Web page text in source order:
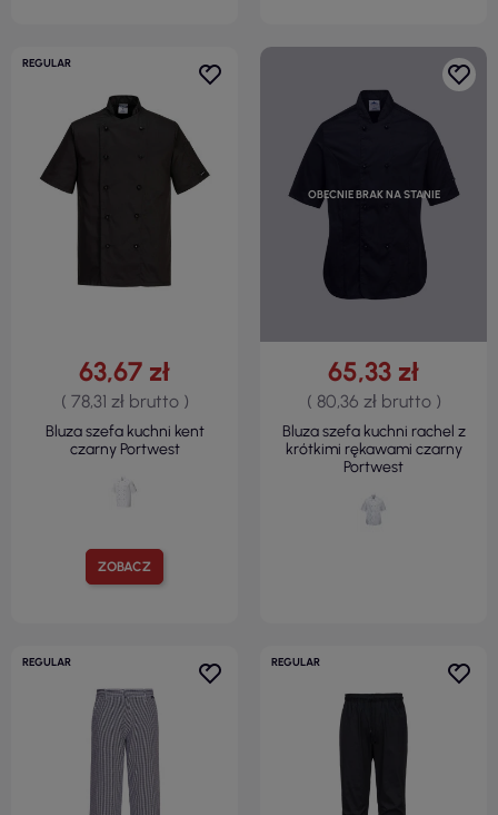
REGULAR
ZOBACZ
63,67 zł
( 78,31 zł brutto )
Bluza szefa kuchni kent
czarny Portwest
OBECNIE BRAK NA STANIE
65,33 zł
( 80,36 zł brutto )
Bluza szefa kuchni rachel z
krótkimi rękawami czarny
Portwest
REGULAR REGULAR